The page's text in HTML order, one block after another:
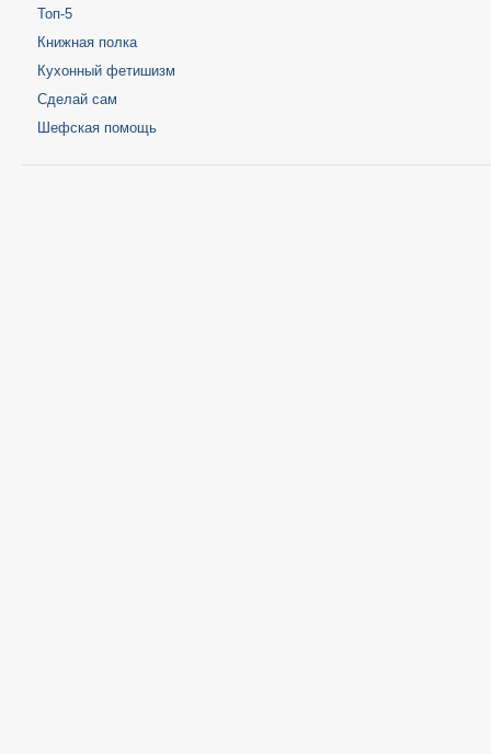
Топ-5
Книжная полка
Кухонный фетишизм
Сделай сам
Шефская помощь